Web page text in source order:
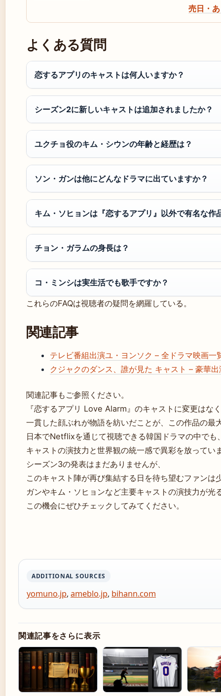
売日・
よくある質問
恋するアプリのキャストは何人いますか？
シーズン2に新しいキャストは追加されましたか？
ユクチョ役のキム・シウンの年齢と経歴は？
ソン・ガンは他にどんなドラマに出ていますか？
キム・ソヒョンは『恋するアプリ』以外で有名な作
チョン・ガラムの身長は？
コ・ミンシは実生活でも歌手ですか？
これらのFAQは視聴者の疑問を網羅している。
関連記事
テレビ番組出演ユ・ヨンソク – 全ドラマ映画
クジャクのダンス、誰が見た キャスト – 豪華
関連記事もご参照ください。
『恋するアプリ Love Alarm』のキャストに変更はな
一貫した顔ぶれが物語を紡いだことが、この作品の最
日本でNetflixを通じて視聴できる韓国ドラマの中でも
キャストの演技力と世界観の統一感で異彩を放ってい
シーズン3の発表はまだありませんが、
このキャスト陣が再び集結する日を待ち望むファンは
ガンやキム・ソヒョンなど主要キャストの演技力が光
この機会にぜひチェックしてみてください。
ADDITIONAL SOURCES
yomuno.jp, ameblo.jp, bihann.com
関連記事をさらに表示